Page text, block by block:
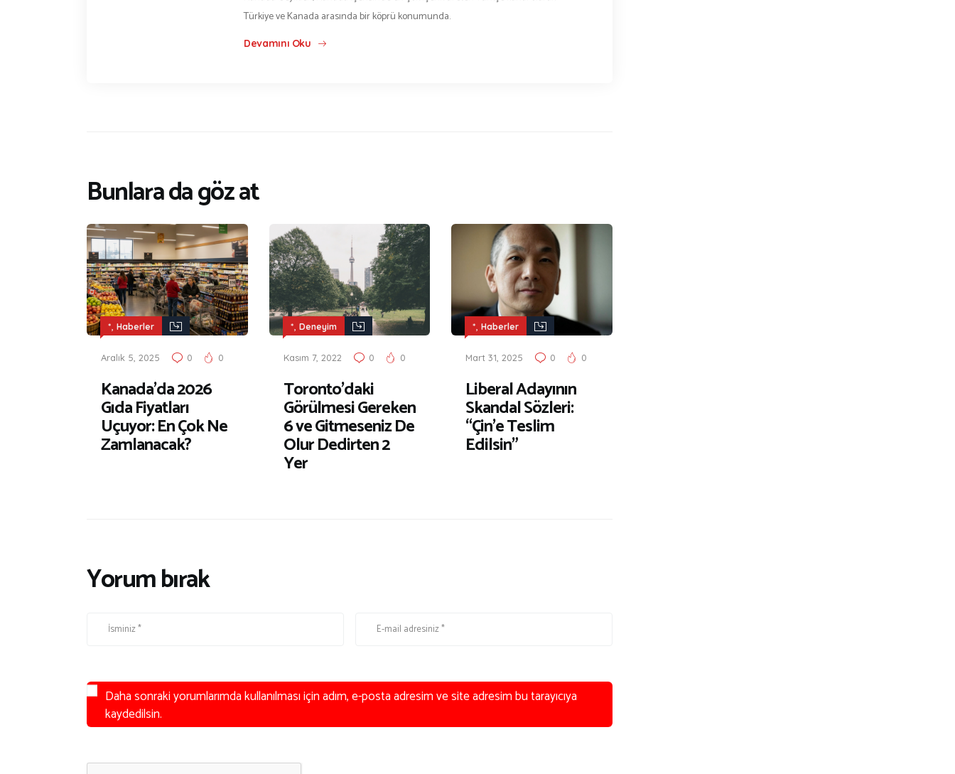
Türkiye ve Kanada arasında bir köprü konumunda.
Devamını Oku
Bunlara da göz at
* Haberler
Aralık 5, 2025 0 0
Kanada’da 2026
Gıda Fiyatları
Uçuyor: En Çok Ne
Zamlanacak?
*, Deneyim
Kasım 7, 2022 0 0
Toronto’daki
Görülmesi Gereken
6 ve Gitmeseniz De
Olur Dedirten 2
Yer
* ,Haberler
Mart 31, 2025 0 0
Liberal Adayının
Skandal Sözleri:
“Çin’e Teslim
Edilsin”
Yorum bırak
Daha sonraki yorumlarımda kullanılması için adım, e-posta adresim ve site adresim bu tarayıcıya
kaydedilsin.